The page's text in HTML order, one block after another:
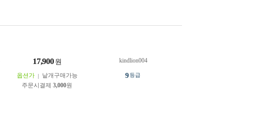
17,900 원
옵션가
낱개구매가능
주문시결제 3,000원
kindlion004
9등급